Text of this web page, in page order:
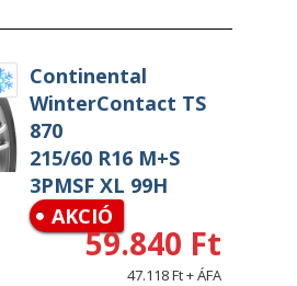
Continental
WinterContact TS
870
215/60 R16 M+S
3PMSF XL 99H
AKCIÓ
59.840 Ft
47.118 Ft + ÁFA